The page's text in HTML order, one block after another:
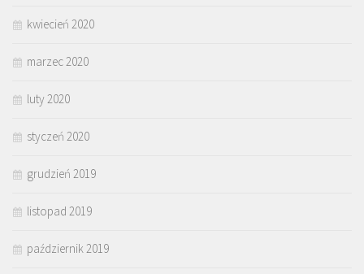
kwiecień 2020
marzec 2020
luty 2020
styczeń 2020
grudzień 2019
listopad 2019
październik 2019